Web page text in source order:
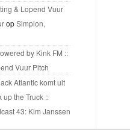
& Lopend Vuur
opSimplon,
by Kink FM ::
Vuur Pitch
Atlantic komt uit
up the Truck ::
43: Kim Janssen